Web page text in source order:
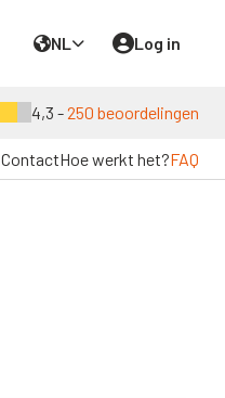
NL Log in
4,3 -250 beoordelingen
ContactHoe werkt het?FAQ